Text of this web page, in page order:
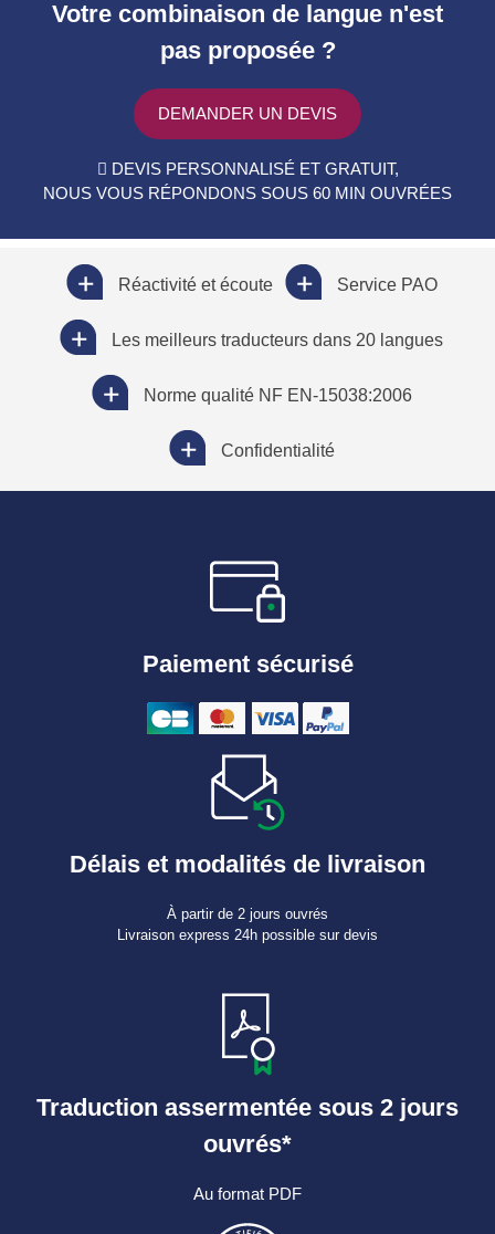
Votre combinaison de langue n'est
pas proposée ?
DEMANDER UN DEVIS
DEVIS PERSONNALISÉ ET GRATUIT,
NOUS VOUS RÉPONDONS SOUS 60 MIN OUVRÉES
Réactivité et écoute Service PAO
Les meilleurs traducteurs dans 20 langues
Norme qualité NF EN-15038:2006
Confidentialité
Paiement sécurisé
Délais et modalités de livraison
À partir de 2 jours ouvrés
Livraison express 24h possible sur devis
Traduction assermentée sous 2 jours
ouvrés*
Au format PDF